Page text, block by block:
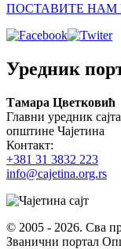
ПОСТАВИТЕ НАМ
Уредник
Тамара Цветковић
Главни уредник сајта
општине Чајетина
Контакт:
+381 31 3832 223
info@cajetina.org.rs
© 2005 - 2026. Сва
Званични портал